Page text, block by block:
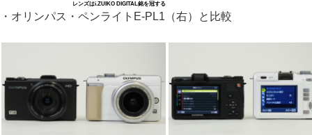
レンズはi.ZUIKO DIGITAL銘を冠する
・オリンパス・ペンライトE-PL1（右）と比較